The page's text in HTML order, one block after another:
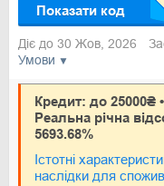
Умови
Показати код
Діє до 30 Жов, 2026
Кредит: до 25000₴
Реальна річна
5693.68%
Істотні
наслідки для